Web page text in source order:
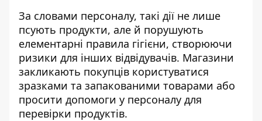
За словами персоналу, такі дії не лише
псують продукти, але й порушують
елементарні правила гігієни, створюючи
ризики для інших відвідувачів. Магазини
закликають покупців користуватися
зразками та запакованими товарами або
просити допомоги у персоналу для
перевірки продуктів.